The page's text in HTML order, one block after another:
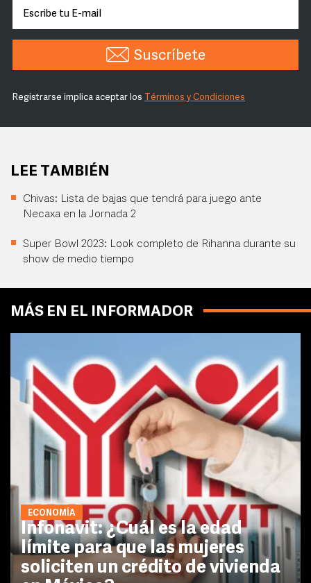
Suscríbete
Registrarse implica aceptar los Términos y Condiciones
LEE TAMBIÉN
Chivas: Lista de bajas que tendrá para juego ante
Necaxa en la Jornada 2
Super Bowl 2023: Look completo de Rihanna durante su
show de medio tiempo
MÁS EN EL INFORMADOR
ECONOMÍA
Infonavit: ¿Cuál es la edad
límite para que las mujeres
soliciten un crédito de vivienda